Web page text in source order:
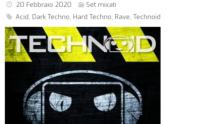
20 Febbraio 2020
Set mixati
Acid, Dark Techno, Hard Techno, Rave, Technoid